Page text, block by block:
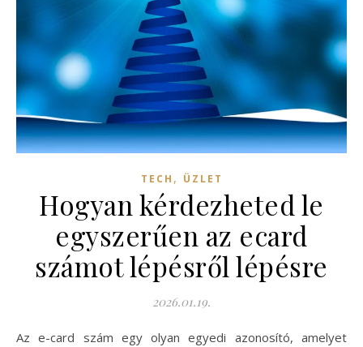
TECH , ÜZLET
Hogyan kérdezheted le
egyszerűen az ecard
számot lépésről lépésre
2026.01.19.
Az e-card szám egy olyan egyedi azonosító, amelyet